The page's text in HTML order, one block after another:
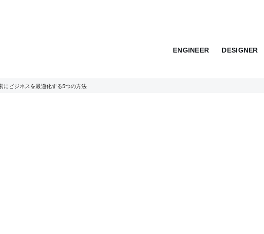
ENGINEER DESIGNER
にビジネスを最適化する5つの方法